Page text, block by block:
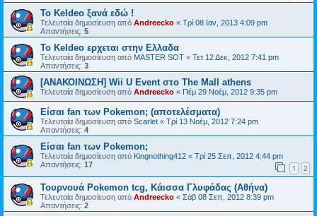
Το Keldeo ξανά εδώ !
Τελευταία δημοσίευση από Andreecko « Τρί 08 Ιαν, 2013 4:09 pm
Απαντήσεις: 5
Το Keldeo ερχεται στην Ελλαδα
Τελευταία δημοσίευση από MASTER SOT « Τετ 12 Δεκ, 2012 7:41 pm
Απαντήσεις: 3
[ΑΝΑΚΟΙΝΩΣΗ] Wii U Event στο The Mall athens
Τελευταία δημοσίευση από Andreecko « Πέμ 29 Νοέμ, 2012 9:35 pm
Είσαι fan των Pokemon; (αποτελέσματα)
Τελευταία δημοσίευση από Scarlet « Τρί 13 Νοέμ, 2012 7:24 pm
Απαντήσεις: 4
Είσαι fan των Pokemon;
Τελευταία δημοσίευση από Kingnothing412 « Τρί 25 Σεπ, 2012 4:44 pm
Απαντήσεις: 17 1 2
Τουρνουά Pokemon tcg, Κάισσα Γλυφάδας (Αθήνα)
Τελευταία δημοσίευση από Andreecko « Σάβ 08 Σεπ, 2012 8:39 pm
Απαντήσεις: 2